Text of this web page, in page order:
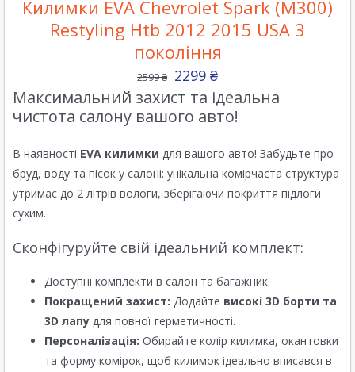
Килимки EVA Chevrolet Spark (M300)
Restyling Htb 2012 2015 USA 3
покоління
2599₴ 2299 ₴
Максимальний захист та ідеальна
чистота салону вашого авто!
В наявності EVA килимки для вашого авто! Забудьте про
бруд, воду та пісок у салоні: унікальна комірчаста структура
утримає до 2 літрів вологи, зберігаючи покриття підлоги
сухим.
Сконфігуруйте свій ідеальний комплект:
Доступні комплекти в салон та багажник.
Покращений захист: Додайте високі 3D борти та
3D лапу для повної герметичності.
Персоналізація: Обирайте колір килимка, окантовки
та форму комірок, щоб килимок ідеально вписався в